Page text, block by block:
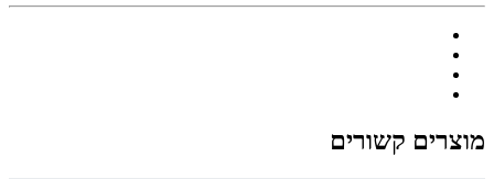
מוצרים קשורים